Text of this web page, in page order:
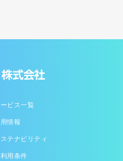
ビス一覧
情報
テナビリティ
用条件